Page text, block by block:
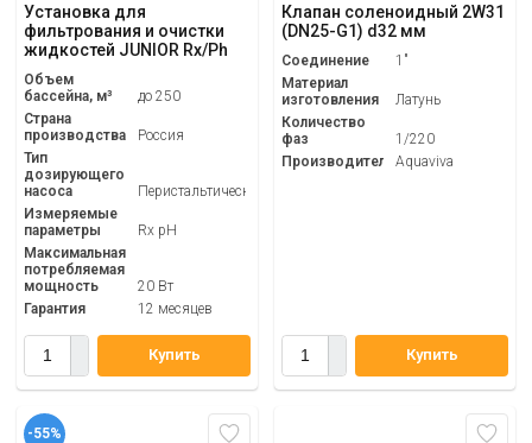
Установка для
фильтрования и очистки
жидкостей JUNIOR Rx/Ph
Объем
бассейна, м³
до 250
Страна
производства
Россия
Тип
дозирующего
насоса
Перистальтический
Измеряемые
параметры
Rx pH
Максимальная
потребляемая
мощность
20 Вт
Гарантия
12 месяцев
Купить
Клапан соленоидный 2W31
(DN25-G1) d32 мм
Соединение
1"
Материал
изготовления
Латунь
Количество
фаз
1/220
Производитель Aquaviva
Купить
-55%